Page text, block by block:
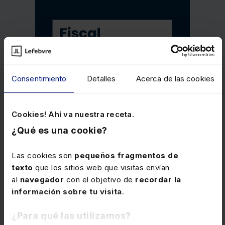
Consentimiento Detalles Acerca de las cookies
Cookies! Ahí va nuestra receta.
¿Qué es una cookie?
Las cookies son pequeños fragmentos de
texto que los sitios web que visitas envían
al navegador con el objetivo de recordar la
información sobre tu visita.
¿Para qué las utilizamos?